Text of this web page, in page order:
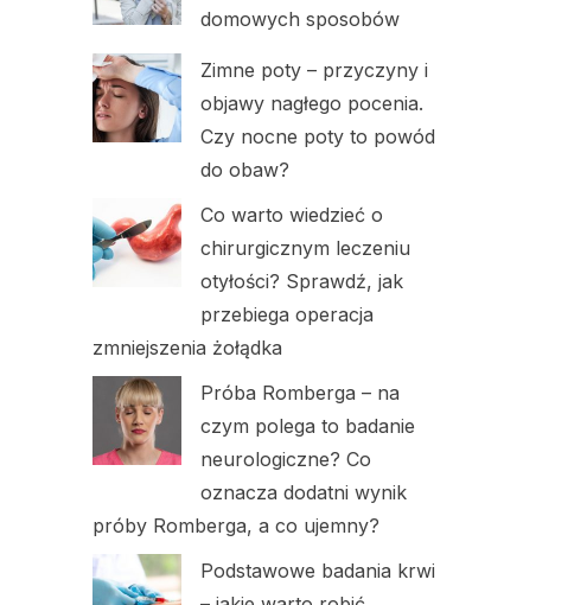
domowych sposobów
Zimne poty – przyczyny i
objawy nagłego pocenia.
Czy nocne poty to powód
do obaw?
Co warto wiedzieć o
chirurgicznym leczeniu
otyłości? Sprawdź, jak
przebiega operacja
zmniejszenia żołądka
Próba Romberga – na
czym polega to badanie
neurologiczne? Co
oznacza dodatni wynik
próby Romberga, a co ujemny?
Podstawowe badania krwi